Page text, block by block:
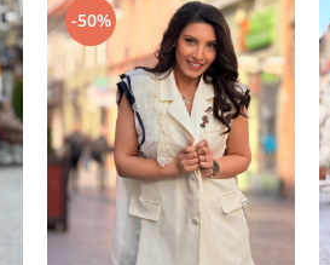
-50%